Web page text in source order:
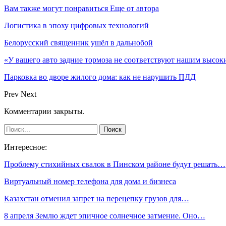
Вам также могут понравиться Еще от автора
Логистика в эпоху цифровых технологий
Белорусский священник ушёл в дальнобой
«У вашего авто задние тормоза не соответствуют нашим
Парковка во дворе жилого дома: как не нарушить ПДД
Prev Next
Комментарии закрыты.
Интересное:
Проблему стихийных свалок в Пинском районе будут решать…
Виртуальный номер телефона для дома и бизнеса
Казахстан отменил запрет на перецепку грузов для…
8 апреля Землю ждет эпичное солнечное затмение. Оно…